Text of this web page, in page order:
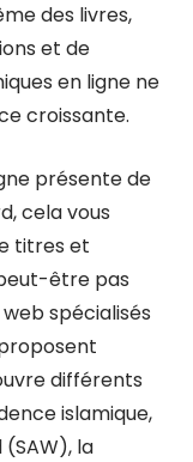
des livres,
et de
en ligne ne
croissante.
présente de
cela vous
titres et
être pas
spécialisés
différents
islamique,
la